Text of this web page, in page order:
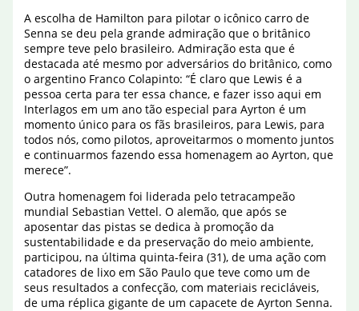
A escolha de Hamilton para pilotar o icônico carro de
Senna se deu pela grande admiração que o britânico
sempre teve pelo brasileiro. Admiração esta que é
destacada até mesmo por adversários do britânico, como
o argentino Franco Colapinto: “É claro que Lewis é a
pessoa certa para ter essa chance, e fazer isso aqui em
Interlagos em um ano tão especial para Ayrton é um
momento único para os fãs brasileiros, para Lewis, para
todos nós, como pilotos, aproveitarmos o momento juntos
e continuarmos fazendo essa homenagem ao Ayrton, que
merece”.
Outra homenagem foi liderada pelo tetracampeão
mundial Sebastian Vettel. O alemão, que após se
aposentar das pistas se dedica à promoção da
sustentabilidade e da preservação do meio ambiente,
participou, na última quinta-feira (31), de uma ação com
catadores de lixo em São Paulo que teve como um de
seus resultados a confecção, com materiais recicláveis,
de uma réplica gigante de um capacete de Ayrton Senna.